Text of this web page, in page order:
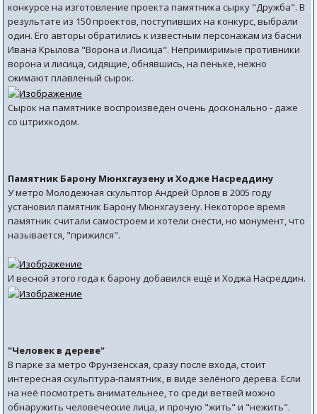
конкурсе на изготовление проекта памятника сырку "Дружба". В
результате из 150 проектов, поступивших на конкурс, выбрали
один. Его авторы обратились к известным персонажам из басни
Ивана Крылова "Ворона и Лисица". Непримиримые противники
ворона и лисица, сидящие, обнявшись, на пеньке, нежно
сжимают плавленый сырок.
Сырок на памятнике воспроизведен очень досконально - даже
со штрихкодом.
Памятник Барону Мюнхгаузену и Ходже Насреддину
У метро Молодежная скульптор Андрей Орлов в 2005 году
установил памятник Барону Мюнхгаузену. Некоторое время
памятник считали самостроем и хотели снести, но монумент, что
называется, "прижился".
И весной этого года к барону добавился ещё и Ходжа Насреддин.
"Человек в дереве"
В парке за метро Фрунзенская, сразу после входа, стоит
интересная скульптура-памятник, в виде зелёного дерева. Если
на неё посмотреть внимательнее, то среди ветвей можно
обнаружить человеческие лица, и прочую "жить" и "нежить".